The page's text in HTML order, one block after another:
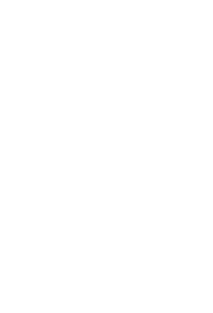
※商品
※当店
のお
こと
で予め
※【ボ
裾上げ
備考
一部
返品